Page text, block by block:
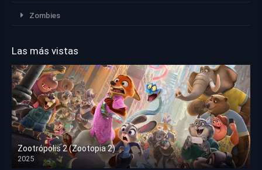
Zombies
Las más vistas
Zootrópolis 2 (Zootopia 2)
2025
HD 1080p